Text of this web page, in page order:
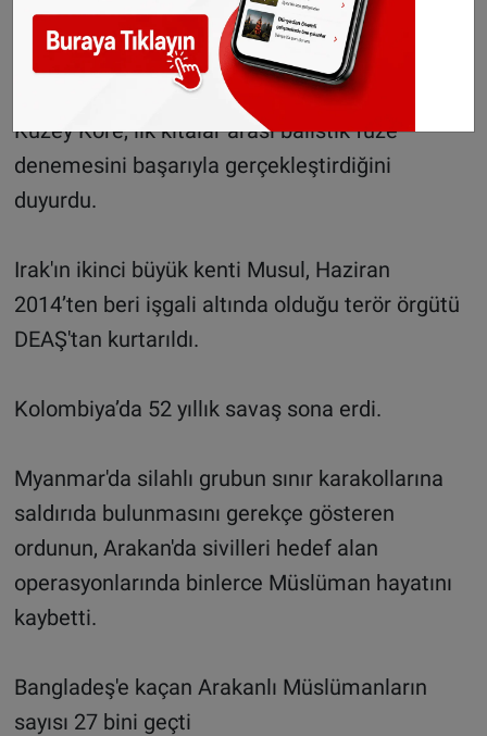
Kuzey Kore'den ilk kıtalar arası balistik füze
Kuzey Kore, ilk kıtalar arası balistik füze
denemesini başarıyla gerçekleştirdiğini
duyurdu.
Irak'ın ikinci büyük kenti Musul, Haziran
2014’ten beri işgali altında olduğu terör örgütü
DEAŞ'tan kurtarıldı.
Kolombiya’da 52 yıllık savaş sona erdi.
Myanmar'da silahlı grubun sınır karakollarına
saldırıda bulunmasını gerekçe gösteren
ordunun, Arakan'da sivilleri hedef alan
operasyonlarında binlerce Müslüman hayatını
kaybetti.
Bangladeş'e kaçan Arakanlı Müslümanların
sayısı 27 bini geçti